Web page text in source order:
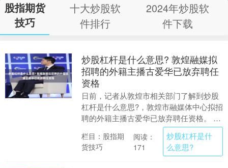
股指期货
技巧
十大炒股软
件排行
2024年炒股软
件下载
炒股杠杆是什么意思? 敦煌融媒拟
招聘的外籍主播古爱华已放弃聘任
资格
日前，记者从敦煌市相关部门了解到炒股
杠杆是什么意思?，敦煌市融媒体中心拟招
聘的外籍主播古爱华已放弃聘任资格。 针
对网友关注的薪酬待遇问题，当地相关部
门介绍了具体....
栏目：股指期
货技巧
阅读：
171
炒股杠杆是什
么意思?